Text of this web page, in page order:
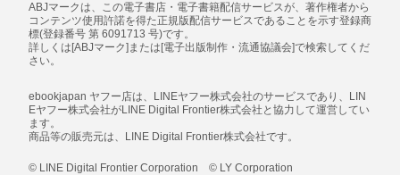
ABJマークは、この電子書店・電子書籍配信サービスが、著作権者から
コンテンツ使用許諾を得た正規版配信サービスであることを示す登録商
標(登録番号 第 6091713 号)です。
詳しくは[ABJマーク]または[電子出版制作・流通協議会]で検索してくだ
さい。
ebookjapan ヤフー店は、LINEヤフー株式会社のサービスであり、LIN
Eヤフー株式会社がLINE Digital Frontier株式会社と協力して運営してい
ます。
商品等の販売元は、LINE Digital Frontier株式会社です。
© LINE Digital Frontier Corporation © LY Corporation